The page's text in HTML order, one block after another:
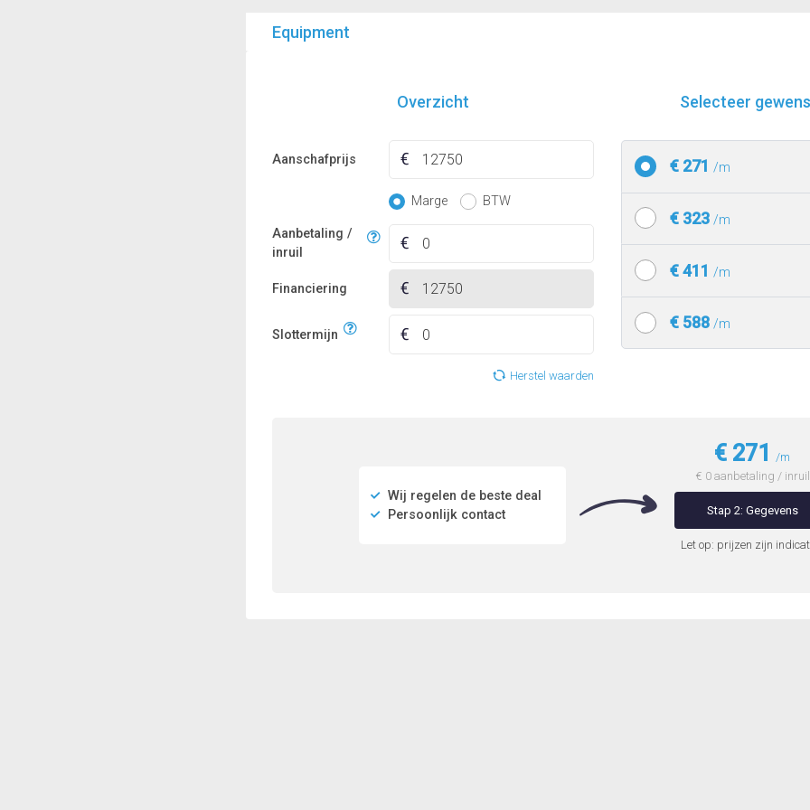
Equipment
Overzicht
Aanschafprijs
Marge BTW
Aanbetaling /
inruil
Financiering
Slottermijn
Herstel waarden
Selecteer
€ 271 /m
€ 323 /m
€ 411 /m
€ 588 /m
Wij regelen de beste deal
Persoonlijk contact
€ 271
/m
€ 0 aanbetaling / inruil
Stap 2: Gegevens
Let op: prijzen zijn